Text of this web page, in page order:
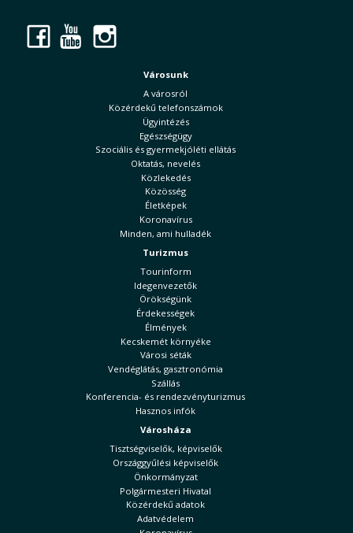
Facebook
YouTube
Városunk
A városról
Közérdekű telefonszámok
Ügyintézés
Egészségügy
Szociális és gyermekjóléti ellátás
Oktatás, nevelés
Közlekedés
Közösség
Életképek
Koronavírus
Minden, ami hulladék
Turizmus
Tourinform
Idegenvezetők
Örökségünk
Érdekességek
Élmények
Kecskemét környéke
Városi séták
Vendéglátás, gasztronómia
Szállás
Konferencia- és rendezvényturizmus
Hasznos infók
Városháza
Tisztségviselők, képviselők
Országgyűlési képviselők
Önkormányzat
Polgármesteri Hivatal
Közérdekű adatok
Adatvédelem